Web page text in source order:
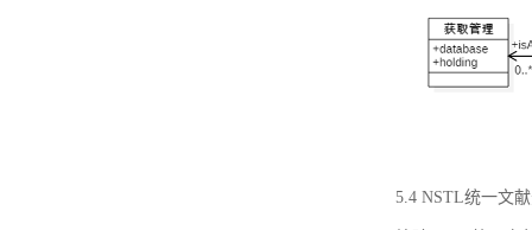
5.4 NSTL统一文